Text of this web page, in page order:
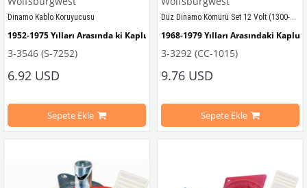
Dinamo Kablo Koruyucusu
1952-1975 Yılları Arasında ki Kaplumbağalar İle Uyumludur.
1100-1200-1300-1302-1303 Tip Kaplumbağalar ile Uyumludur.
T1 ve T2 Minibüsler İle Uyumludur.
3-3546 (S-7252)
6.92 USD
Sepete Ekle
Düz Dinamo Kömürü Set 12 Volt (1300-1302-1303-T2)
1968-1979 Yılları Arasındaki
1300-1302-1303 Kaplumbağa
1968-1979 Yılları Arasındaki T2
3-3292 (CC-1015)
9.76 USD
Sepete Ekle